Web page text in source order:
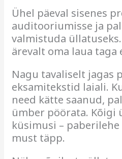
Ühel päeval sisenes
auditooriumisse ja
valmistuda
ärevalt oma laua taga
Nagu tavaliselt jagas
eksamitekstid laiali.
need kätte saanud,
ümber pöörata. Kõigi
küsimusi –
must täpp.